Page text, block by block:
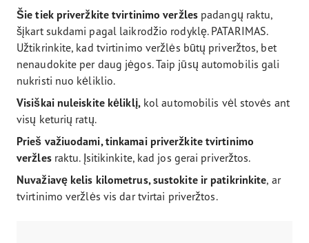
Šie tiek priveržkite tvirtinimo veržlespadangų raktu,
šįkart sukdami pagal laikrodžio rodyklę. PATARIMAS.
Užtikrinkite, kad tvirtinimo veržlės būtų priveržtos, bet
nenaudokite per daug jėgos. Taip jūsų automobilis gali
nukristi nuo kėliklio.
Visiškai nuleiskite kėliklį,kol automobilis vėl stovės ant
visų keturių ratų.
Prieš važiuodami, tinkamai priveržkite tvirtinimo
veržlesraktu. Įsitikinkite, kad jos gerai priveržtos.
Nuvažiavę kelis kilometrus, sustokite ir patikrinkite, ar
tvirtinimo veržlės vis dar tvirtai priveržtos.